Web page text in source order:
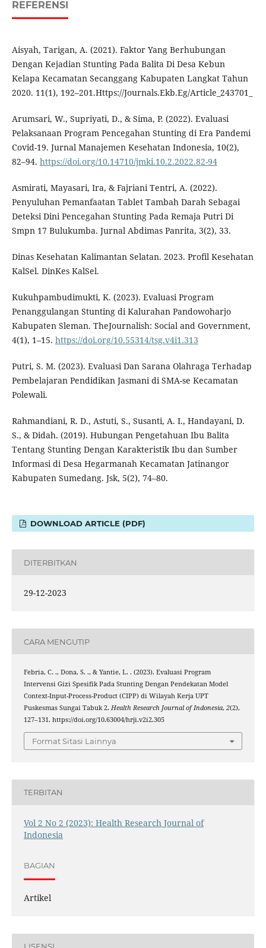
REFERENSI
Aisyah, Tarigan, A. (2021). Faktor Yang Berhubungan
Dengan Kejadian Stunting Pada Balita Di Desa Kebun
Kelapa Kecamatan Secanggang Kabupaten Langkat Tahun
2020. 11(1), 192–201.Https://Journals.Ekb.Eg/Article_243701_
Arumsari, W., Supriyati, D., & Sima, P. (2022). Evaluasi
Pelaksanaan Program Pencegahan Stunting di Era Pandemi
Covid-19. Jurnal Manajemen Kesehatan Indonesia, 10(2),
82–94. https://doi.org/10.14710/jmki.10.2.2022.82-94
Asmirati, Mayasari, Ira, & Fajriani Tentri, A. (2022).
Penyuluhan Pemanfaatan Tablet Tambah Darah Sebagai
Deteksi Dini Pencegahan Stunting Pada Remaja Putri Di
Smpn 17 Bulukumba. Jurnal Abdimas Panrita, 3(2), 33.
Dinas Kesehatan Kalimantan Selatan. 2023. Profil Kesehatan
KalSel. DinKes KalSel.
Kukuhpambudimukti, K. (2023). Evaluasi Program
Penanggulangan Stunting di Kalurahan Pandowoharjo
Kabupaten Sleman. TheJournalish: Social and Government,
4(1), 1–15. https://doi.org/10.55314/tsg.v4i1.313
Putri, S. M. (2023). Evaluasi Dan Sarana Olahraga Terhadap
Pembelajaran Pendidikan Jasmani di SMA-se Kecamatan
Polewali.
Rahmandiani, R. D., Astuti, S., Susanti, A. I., Handayani, D.
S., & Didah. (2019). Hubungan Pengetahuan Ibu Balita
Tentang Stunting Dengan Karakteristik Ibu dan Sumber
Informasi di Desa Hegarmanah Kecamatan Jatinangor
Kabupaten Sumedang. Jsk, 5(2), 74–80.
DOWNLOAD ARTICLE (PDF)
DITERBITKAN
29-12-2023
CARA MENGUTIP
Febria, C. ., Dona, S. ., & Yantie, L. . (2023). Evaluasi Program
Intervensi Gizi Spesifik Pada Stunting Dengan Pendekatan Model
Context-Input-Process-Product (CIPP) di Wilayah Kerja UPT
Puskesmas Sungai Tabuk 2. Health Research Journal of Indonesia, 2(2),
127–131. https://doi.org/10.63004/hrji.v2i2.305
Format Sitasi Lainnya
TERBITAN
Vol 2 No 2 (2023): Health Research Journal of
Indonesia
BAGIAN
Artikel